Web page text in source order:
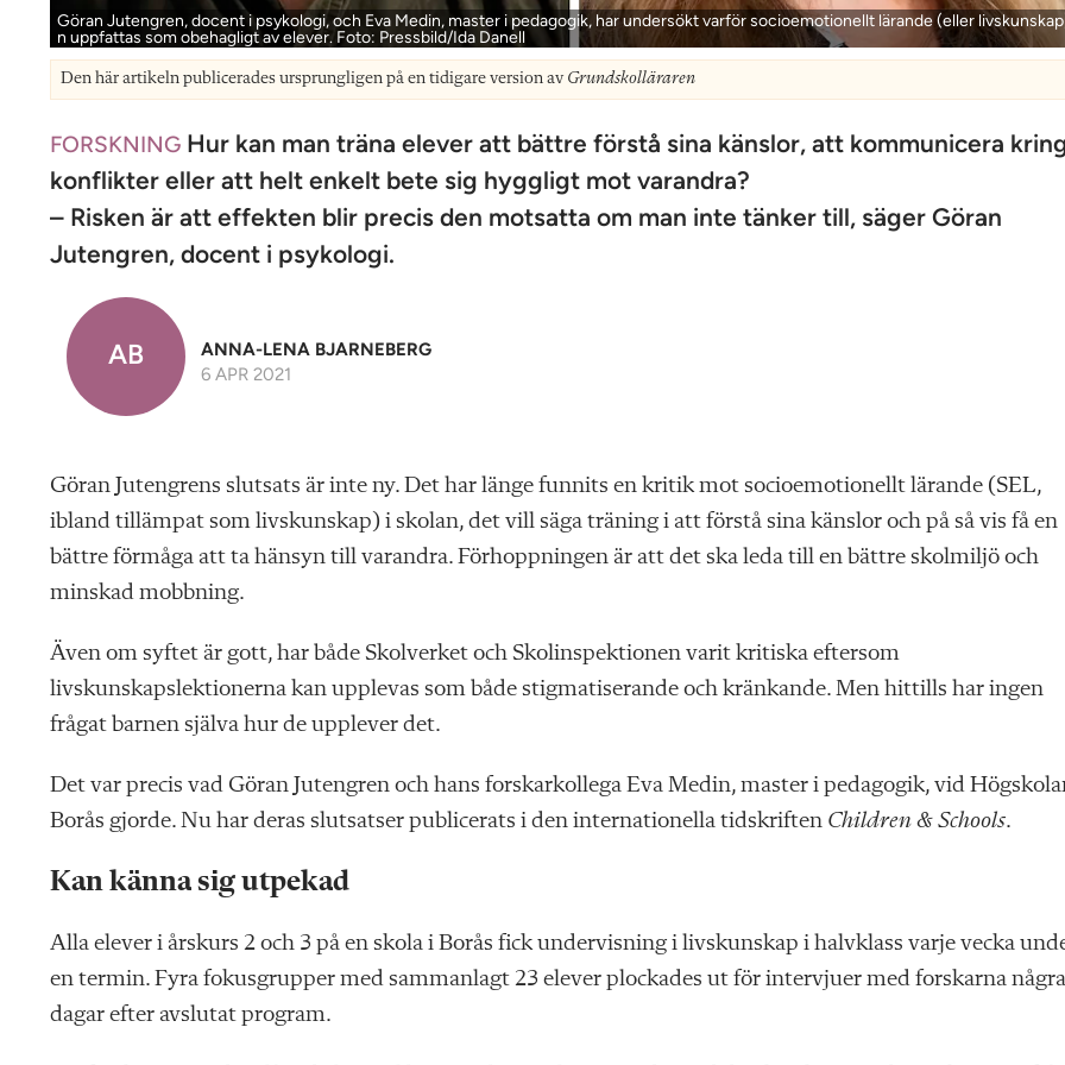
Göran Jutengren, docent i psykologi, och Eva Medin, master i pedagogik, har undersökt varför socioemotionellt lärande (eller
n uppfattas som obehagligt av elever. Foto: Pressbild/Ida Danell
Den här artikeln publicerades ursprungligen på en tidigare version av Grundskolläraren
FORSKNING Hur kan man träna elever att bättre förstå sina känslor, att kommunicera
konflikter eller att helt enkelt bete sig hyggligt mot varandra?
– Risken är att effekten blir precis den motsatta om man inte tänker till, säger Göran
Jutengren, docent i psykologi.
AB
ANNA-LENA BJARNEBERG
6 APR 2021
Göran Jutengrens slutsats är inte ny. Det har länge funnits en kritik mot socioemotionellt lärande (SEL,
ibland tillämpat som livskunskap) i skolan, det vill säga träning i att förstå sina känslor och på så vis få en
bättre förmåga att ta hänsyn till varandra. Förhoppningen är att det ska leda till en bättre skolmiljö och
minskad mobbning.
Även om syftet är gott, har både Skolverket och Skolinspektionen varit kritiska eftersom
livskunskapslektionerna kan upplevas som både stigmatiserande och kränkande. Men hittills har ingen
frågat barnen själva hur de upplever det.
Det var precis vad Göran Jutengren och hans forskarkollega Eva Medin, master i pedagogik, vid
Borås gjorde. Nu har deras slutsatser publicerats i den internationella tidskriften Children & Schools.
Kan känna sig utpekad
Alla elever i årskurs 2 och 3 på en skola i Borås fick undervisning i livskunskap i halvklass varje vecka
en termin. Fyra fokusgrupper med sammanlagt 23 elever plockades ut för intervjuer med forskarna några
dagar efter avslutat program.